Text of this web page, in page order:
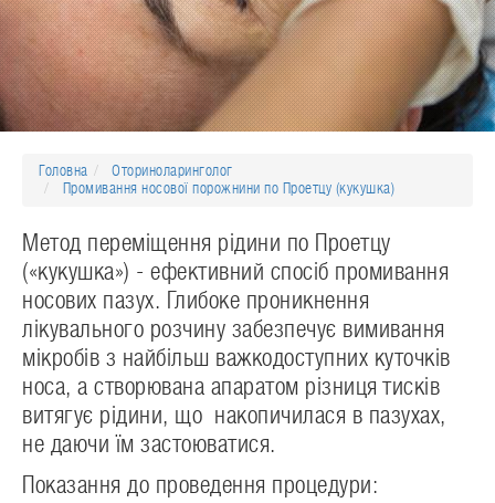
Головна
Оториноларинголог
Промивання носової порожнини по Проетцу (кукушка)
Метод переміщення рідини по Проетцу
(«кукушка») - ефективний спосіб промивання
носових пазух. Глибоке проникнення
лікувального розчину забезпечує вимивання
мікробів з найбільш важкодоступних куточків
носа, а створювана апаратом різниця тисків
витягує рідини, що накопичилася в пазухах,
не даючи їм застоюватися.
Показання до проведення процедури: